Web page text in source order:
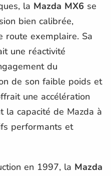
la Mazda MX6 se
bien calibrée,
route exemplaire. Sa
une réactivité
du
de son faible poids et
une accélération
la capacité de Mazda à
performants et
en 1997, la Mazda